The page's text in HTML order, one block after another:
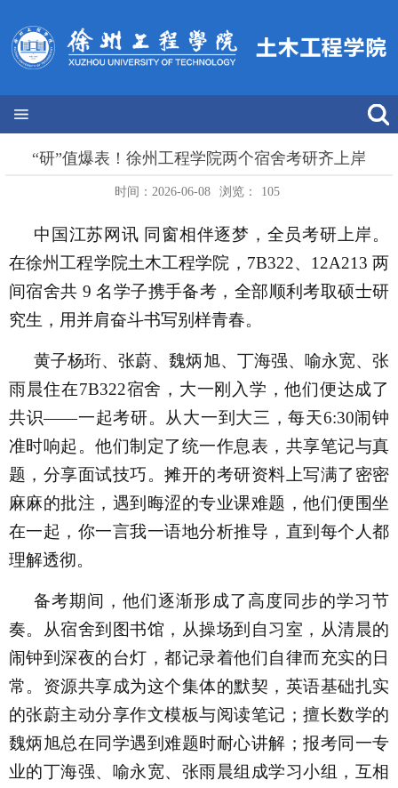
“研”值爆表！徐州工程学院两个宿舍考研齐上岸
时间：2026-06-08 浏览： 105
中国江苏网讯 同窗相伴逐梦，全员考研上岸。
在徐州工程学院土木工程学院，7B322、12A213 两
间宿舍共 9 名学子携手备考，全部顺利考取硕士研
究生，用并肩奋斗书写别样青春。
黄子杨珩、张蔚、魏炳旭、丁海强、喻永宽、张
雨晨住在7B322宿舍，大一刚入学，他们便达成了
共识——一起考研。从大一到大三，每天6:30闹钟
准时响起。他们制定了统一作息表，共享笔记与真
题，分享面试技巧。摊开的考研资料上写满了密密
麻麻的批注，遇到晦涩的专业课难题，他们便围坐
在一起，你一言我一语地分析推导，直到每个人都
理解透彻。
备考期间，他们逐渐形成了高度同步的学习节
奏。从宿舍到图书馆，从操场到自习室，从清晨的
闹钟到深夜的台灯，都记录着他们自律而充实的日
常。资源共享成为这个集体的默契，英语基础扎实
的张蔚主动分享作文模板与阅读笔记；擅长数学的
魏炳旭总在同学遇到难题时耐心讲解；报考同一专
业的丁海强、喻永宽、张雨晨组成学习小组，互相